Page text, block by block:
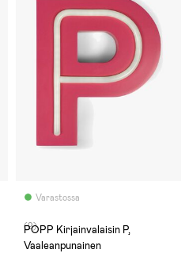
Varastossa
(9)
POPP Kirjainvalaisin P,
Vaaleanpunainen